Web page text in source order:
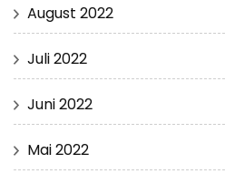
August 2022
Juli 2022
Juni 2022
Mai 2022